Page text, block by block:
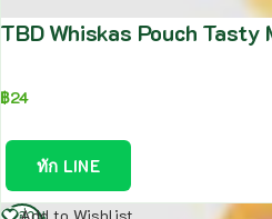
TBD Whiskas Pouch
฿24
ทัก LINE
อ่าน